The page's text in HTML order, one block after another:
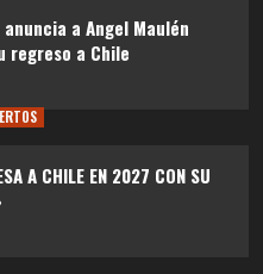
anuncia a Angel Maulén
regreso a Chile
A CHILE EN 2027 CON SU